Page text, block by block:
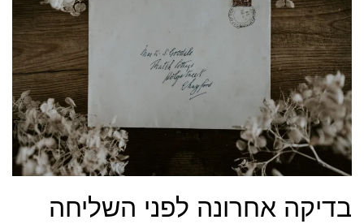
בדיקה אחרונה לפני השליחה